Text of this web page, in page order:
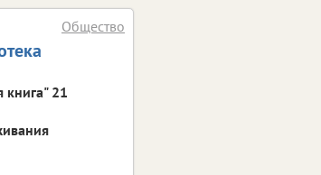
Общество
книга" 21